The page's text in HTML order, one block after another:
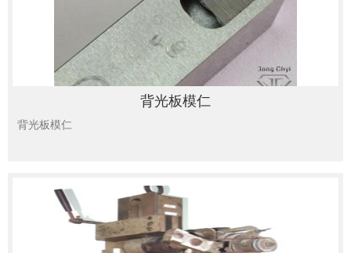
背光板模仁
背光板模仁